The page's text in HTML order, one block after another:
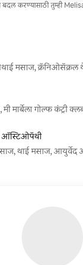
बदल करण्यासाठी तुम्ही
मसाज, क्रॅनिओसॅक्रल
मार्बेला गोल्फ कंट्री
ऑस्टिओपॅथी
थाई मसाज, आयुर्वेद